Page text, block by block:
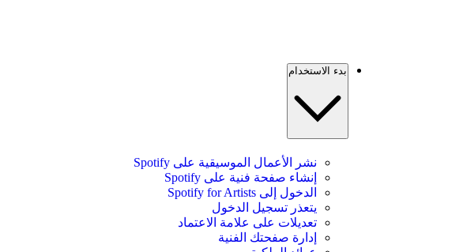
بدء الاستخدام
نشر الأعمال الموسيقية على Spotify
إنشاء صفحة فنية على Spotify
الدخول إلى Spotify for Artists
يتعذر تسجيل الدخول
تعديلات على علامة الاعتماد
إدارة صفحتك الفنية